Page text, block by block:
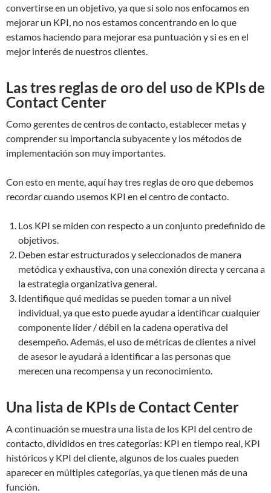
convertirse en un objetivo, ya que si solo nos enfocamos en
mejorar un KPI, no nos estamos concentrando en lo que
estamos haciendo para mejorar esa puntuación y si es en el
mejor interés de nuestros clientes.
Las tres reglas de oro del uso de KPIs de
Contact Center
Como gerentes de centros de contacto, establecer metas y
comprender su importancia subyacente y los métodos de
implementación son muy importantes.
Con esto en mente, aquí hay tres reglas de oro que debemos
recordar cuando usemos KPI en el centro de contacto.
Los KPI se miden con respecto a un conjunto predefinido de
objetivos.
Deben estar estructurados y seleccionados de manera
metódica y exhaustiva, con una conexión directa y cercana a
la estrategia organizativa general.
Identifique qué medidas se pueden tomar a un nivel
individual, ya que esto puede ayudar a identificar cualquier
componente líder / débil en la cadena operativa del
desempeño. Además, el uso de métricas de clientes a nivel
de asesor le ayudará a identificar a las personas que
merecen una recompensa y un reconocimiento.
Una lista de KPIs de Contact Center
A continuación se muestra una lista de los KPI del centro de
contacto, divididos en tres categorías: KPI en tiempo real, KPI
históricos y KPI del cliente, algunos de los cuales pueden
aparecer en múltiples categorías, ya que tienen más de una
función.